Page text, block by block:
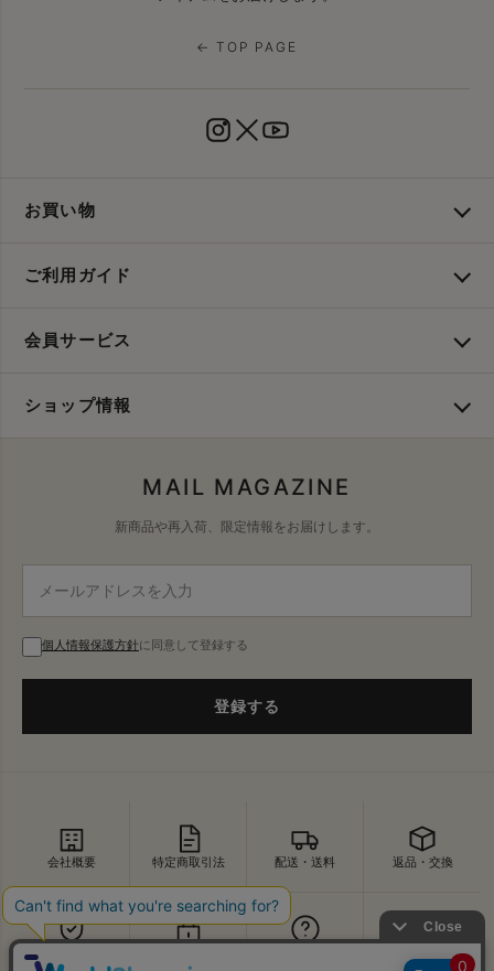
← TOP PAGE
お買い物
ご利用ガイド
会員サービス
ショップ情報
MAIL MAGAZINE
新商品や再入荷、限定情報をお届けします。
個人情報保護方針に同意して登録する
登録する
会社概要 特定商取引法 配送・送料 返品・交換
セキュリティ お問い合わせ